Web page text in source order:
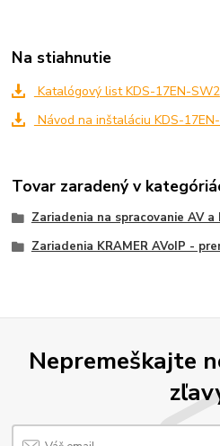
Na stiahnutie
Katalógový list KDS-17EN-SW2
Návod na inštaláciu KDS-
Tovar zaradený v
Zariadenia na spracovanie AV a
Zariadenia KRAMER AVoIP -
Nepremeškajte